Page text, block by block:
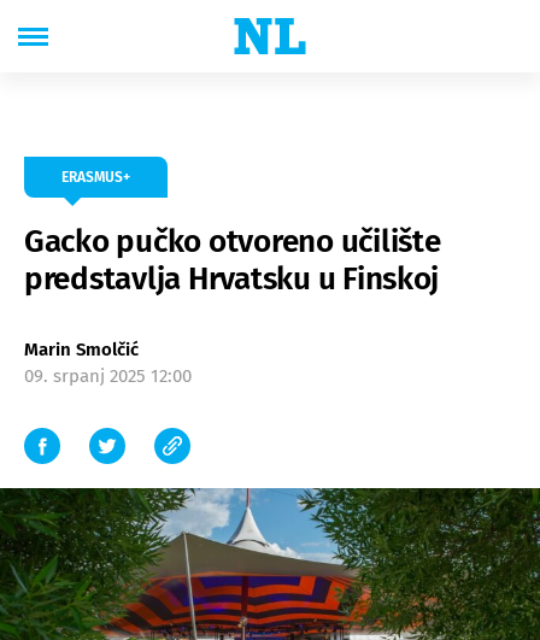
ERASMUS+
Gacko pučko otvoreno učilište
predstavlja Hrvatsku u Finskoj
Marin Smolčić
09. srpanj 2025 12:00